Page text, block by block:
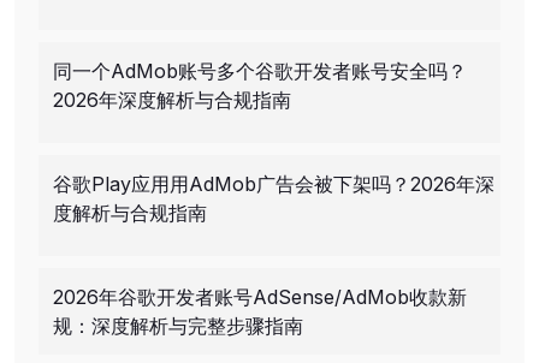
同一个AdMob账号多个谷歌开发者账号安全吗？
2026年深度解析与合规指南
谷歌Play应用用AdMob广告会被下架吗？2026年深
度解析与合规指南
2026年谷歌开发者账号AdSense/AdMob收款新
规：深度解析与完整步骤指南